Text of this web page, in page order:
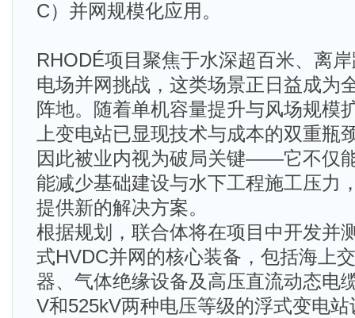
C）并网规模化应用。
RHODÉ项目聚焦于水深超百米、离
电场并网挑战，这类场景正日益成为
阵地。随着单机容量提升与风场规模
上变电站已显现技术与成本的双重瓶
因此被业内视为破局关键——它不仅
能减少基础建设与水下工程施工压力
提供新的解决方案。
根据规划，联合体将在项目中开发并
式HVDC并网的核心装备，包括海上
器、气体绝缘设备及高压直流动态电
V和525kV两种电压等级的浮式变电